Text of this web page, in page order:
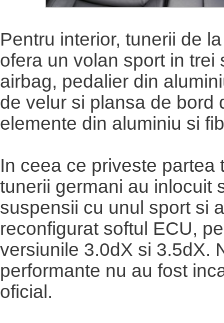
Pentru interior, tunerii de
ofera un volan sport in trei
airbag, pedalier din
de velur si plansa de bord
elemente din aluminiu si
In ceea ce priveste partea
tunerii germani au inlocuit
suspensii cu unul sport si
reconfigurat softul ECU,
versiunile 3.0dX si 3.5dX.
performante nu au fost
oficial.